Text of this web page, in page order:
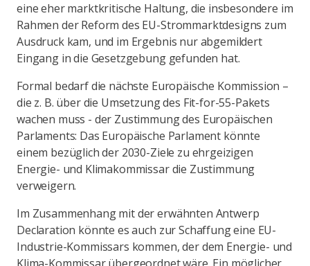
eine eher marktkritische Haltung, die insbesondere im
Rahmen der Reform des EU-Strommarktdesigns zum
Ausdruck kam, und im Ergebnis nur abgemildert
Eingang in die Gesetzgebung gefunden hat.
Formal bedarf die nächste Europäische Kommission –
die z. B. über die Umsetzung des Fit-for-55-Pakets
wachen muss - der Zustimmung des Europäischen
Parlaments: Das Europäische Parlament könnte
einem bezüglich der 2030-Ziele zu ehrgeizigen
Energie- und Klimakommissar die Zustimmung
verweigern.
Im Zusammenhang mit der erwähnten Antwerp
Declaration könnte es auch zur Schaffung eine EU-
Industrie-Kommissars kommen, der dem Energie- und